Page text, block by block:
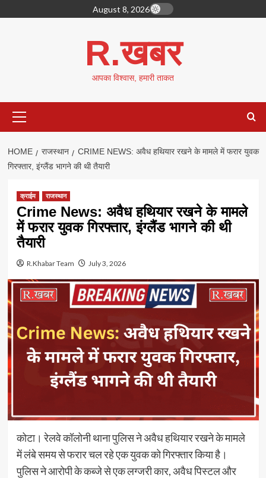
to
August 8, 2026
R.खबर
आपका विश्वास, हमारी ताकत
Menu
HOME राजस्थान
CRIME NEWS: अवैध हथियार रखने के मामले में फरार युवक
गिरफ्तार, इंग्लैंड भागने की थी तैयारी
क्राईम राजस्थान
Crime News: अवैध हथियार रखने के मामले
में फरार युवक गिरफ्तार, इंग्लैंड भागने की थी
तैयारी
R.Khabar Team July 3, 2026
कोटा। रेलवे कॉलोनी थाना पुलिस ने अवैध हथियार रखने के मामले
में लंबे समय से फरार चल रहे एक युवक को गिरफ्तार किया है।
पुलिस ने आरोपी के कब्जे से एक लग्जरी कार, अवैध पिस्टल और